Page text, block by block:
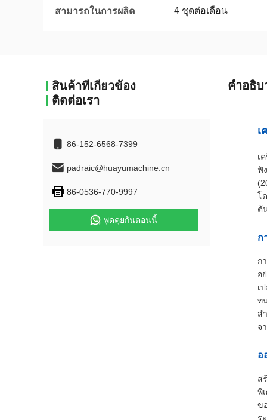
สามารถในการผลิต 4 ชุดต่อเดือน
สินค้าที่เกี่ยวข้อง
ติดต่อเรา
86-152-6568-7399
padraic@huayumachine.cn
86-0536-770-9997
พูดคุยกันตอนนี้
คําอธิ
เ
เ
ฟั
โ
ต้
ก
ก
อ
เ
ท
ส
จ
อ
ส
พิ
ข